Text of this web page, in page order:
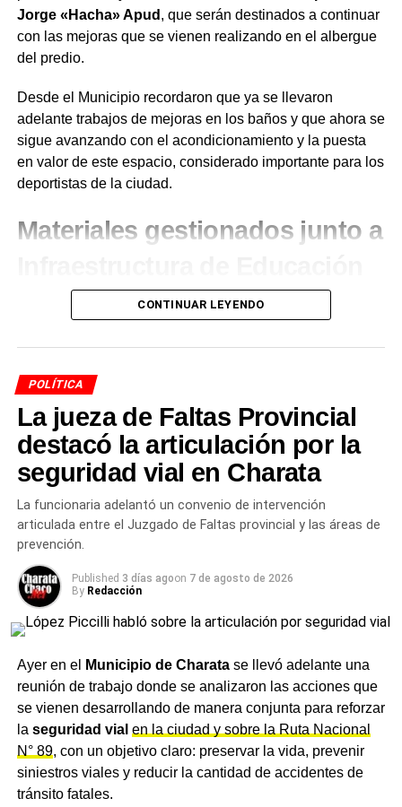
Másnoticias de Charataen CharataChaco.Net.
Jorge «Hacha» Apud , que serán destinados a continuar
con las mejoras que se vienen realizando en el albergue
del predio.
Desde el Municipio recordaron que ya se llevaron
adelante trabajos de mejoras en los baños y que ahora se
sigue avanzando con el acondicionamiento y la puesta
en valor de este espacio, considerado importante para los
deportistas de la ciudad.
Materiales gestionados junto a
Los materiales fueron gestionados a través de
Infraestructura de Educación, sumando esfuerzos para
que los espacios deportivos deCharataestén cada vez
que continuarán trabajando para mejorar los lugares
donde los vecinos y deportistas se encuentran, entrenan
y crecen.
Másnoticias de CharataenCharataChaco.Net.
CONTINUAR LEYENDO
POLÍTICA
La jueza de Faltas Provincial
destacó la articulación por la
seguridad vial en Charata
La funcionaria adelantó un convenio de intervención
articulada entre el Juzgado de Faltas provincial y las áreas de
prevención.
Published 3 días agoon 7 de agosto de 2026
By Redacción
Ayer en el Municipio de Charatase llevó adelante una
reunión de trabajo donde se analizaron las acciones que
se vienen desarrollando de manera conjunta para reforzar
la seguridad vial en la ciudad y sobre la Ruta Nacional
N° 89, con un objetivo claro: preservar la vida, prevenir
siniestros viales y reducir la cantidad de accidentes de
tránsito fatales.